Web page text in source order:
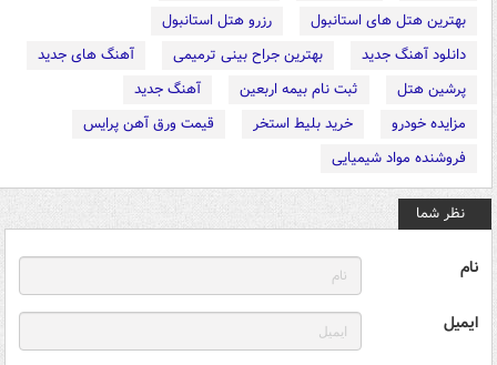
بهترین هتل های استانبول
رزرو هتل استانبول
دانلود آهنگ جدید
بهترین جراح بینی ترمیمی
آهنگ های جدید
پرشین هتل
ثبت نام بیمه اربعین
آهنگ جدید
مزایده خودرو
خرید بلیط استخر
قیمت ورق آهن پرایس
فروشنده مواد شیمیایی
نظر شما
نام
ایمیل